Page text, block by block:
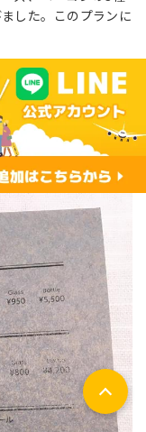
した。このプランに